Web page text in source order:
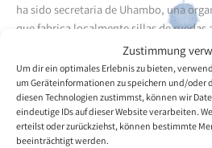
Zustimmung
Um dir ein optimales Erlebnis zu bieten,
um Geräteinformationen zu speichern und/oder
diesen Technologien zustimmst, können wir
eindeutige IDs auf dieser Website verarbeiten.
erteilst oder zurückziehst, können bestimmte
beeinträchtigt werden.
ha sido secretaria de Uhambo, una
que fabrica localmente sillas de ruedas
discapacidades graves y opera en
Volver a la descripción general